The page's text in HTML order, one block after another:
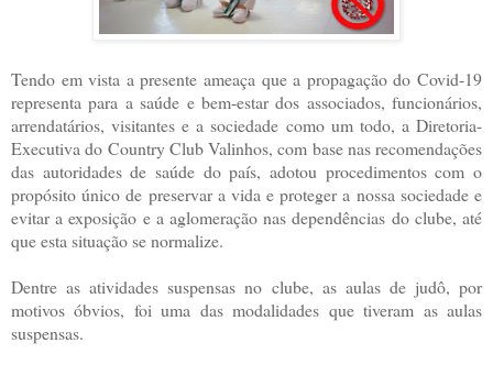
Tendo em vista a presente ameaça que a propagação do Covid-19
representa para a saúde e bem-estar dos associados, funcionários,
arrendatários, visitantes e a sociedade como um todo, a Diretoria-
Executiva do Country Club Valinhos, com base nas recomendações
das autoridades de saúde do país, adotou procedimentos com o
propósito único de preservar a vida e proteger a nossa sociedade e
evitar a exposição e a aglomeração nas dependências do clube, até
que esta situação se normalize.
Dentre as atividades suspensas no clube, as aulas de judô, por
motivos óbvios, foi uma das modalidades que tiveram as aulas
suspensas.